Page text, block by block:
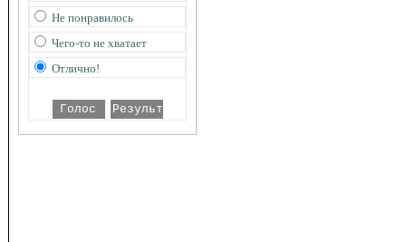
Не понравилось
Чего-то не хватает
Отлично!